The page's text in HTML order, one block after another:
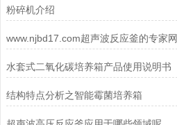
粉碎机介绍
www.njbd17.com超声波反应釜的专家网
水套式二氧化碳培养箱产品使用说明书
结构特点分析之智能霉菌培养箱